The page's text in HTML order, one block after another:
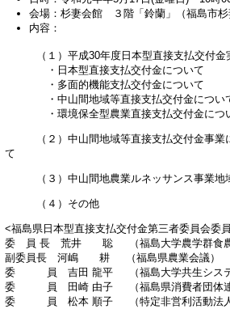
会場：杉妻会館 ３階「鈴蘭」（福島市杉
内容：
（１）平成30年度日本型直接支払交付金
・日本型直接支払交付金について
・多面的機能支払交付金について
・中山間地域等直接支払交付金につい
・環境保全型農業直接支払交付金につ
（２）中山間地域等直接支払交付金事業
て
（３）中山間地農業ルネッサンス事業地
（４）その他
<福島県日本型直接支払交付金第三者委員会委
委 員 長 荒井 聡 （福島大学農学群食農
副委員長 河嶋 耕 （福島県農業会議）
委 員 吉田 龍平 （福島大学共生システ
委 員 田崎 由子 （福島県消費者団体連
委 員 松本 順子 （特定非営利活動法人